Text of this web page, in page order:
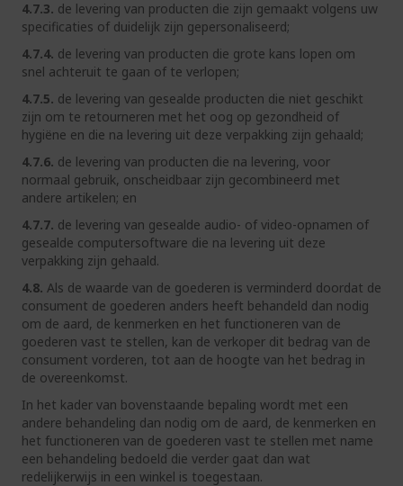
4.7.3. de levering van producten die zijn gemaakt volgens uw
specificaties of duidelijk zijn gepersonaliseerd;
4.7.4. de levering van producten die grote kans lopen om
snel achteruit te gaan of te verlopen;
4.7.5. de levering van gesealde producten die niet geschikt
zijn om te retourneren met het oog op gezondheid of
hygiëne en die na levering uit deze verpakking zijn gehaald;
4.7.6. de levering van producten die na levering, voor
normaal gebruik, onscheidbaar zijn gecombineerd met
andere artikelen; en
4.7.7. de levering van gesealde audio- of video-opnamen of
gesealde computersoftware die na levering uit deze
verpakking zijn gehaald.
4.8. Als de waarde van de goederen is verminderd doordat de
consument de goederen anders heeft behandeld dan nodig
om de aard, de kenmerken en het functioneren van de
goederen vast te stellen, kan de verkoper dit bedrag van de
consument vorderen, tot aan de hoogte van het bedrag in
de overeenkomst.
In het kader van bovenstaande bepaling wordt met een
andere behandeling dan nodig om de aard, de kenmerken en
het functioneren van de goederen vast te stellen met name
een behandeling bedoeld die verder gaat dan wat
redelijkerwijs in een winkel is toegestaan.